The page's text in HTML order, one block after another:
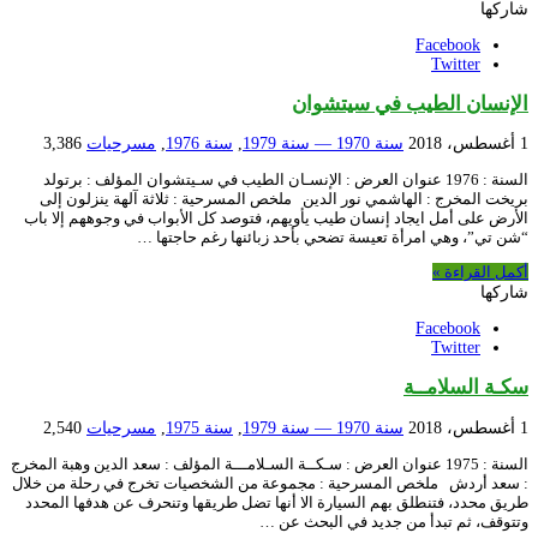
شاركها
Facebook
Twitter
الإنسان الطيب في سيتشوان
1 أغسطس، 2018 سنة 1970 — سنة 1979 , سنة 1976 , مسرحيات 3,386
السنة : 1976 عنوان العرض : الإنسـان الطيب في سـيتشوان المؤلف : برتولد
بريخت المخرج : الهاشمي نور الدين ملخص المسرحية : ثلاثة آلهة ينزلون إلى
الأرض على أمل ايجاد إنسان طيب يأويهم، فتوصد كل الأبواب في وجوههم إلا باب
“شن تي”، وهي امرأة تعيسة تضحي بأحد زبائنها رغم حاجتها …
أكمل القراءة »
شاركها
Facebook
Twitter
سكـة السلامــة
1 أغسطس، 2018 سنة 1970 — سنة 1979 سنة 1975 مسرحيات 2,540
السنة : 1975 عنوان العرض : سـكــة السـلامـــة المؤلف : سعد الدين وهبة المخرج
: سعد أردش ملخص المسرحية : مجموعة من الشخصيات تخرج في رحلة من خلال
طريق محدد، فتنطلق بهم السيارة الا أنها تضل طريقها وتنحرف عن هدفها المحدد
وتتوقف، ثم تبدأ من جديد في البحث عن …